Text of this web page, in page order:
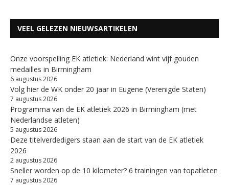
VEEL GELEZEN NIEUWSARTIKELEN
Onze voorspelling EK atletiek: Nederland wint vijf gouden
medailles in Birmingham
6 augustus 2026
Volg hier de WK onder 20 jaar in Eugene (Verenigde Staten)
7 augustus 2026
Programma van de EK atletiek 2026 in Birmingham (met
Nederlandse atleten)
5 augustus 2026
Deze titelverdedigers staan aan de start van de EK atletiek
2026
2 augustus 2026
Sneller worden op de 10 kilometer? 6 trainingen van topatleten
7 augustus 2026